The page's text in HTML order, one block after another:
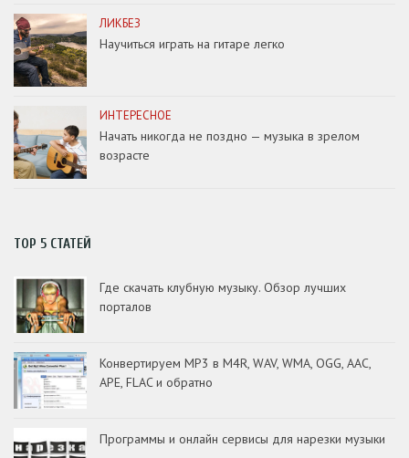
ЛИКБЕЗ
Научиться играть на гитаре легко
ИНТЕРЕСНОЕ
Начать никогда не поздно — музыка в зрелом
возрасте
TOP 5 СТАТЕЙ
Где скачать клубную музыку. Обзор лучших
порталов
Конвертируем MP3 в M4R, WAV, WMA, OGG, AAC,
APE, FLAC и обратно
Программы и онлайн сервисы для нарезки музыки